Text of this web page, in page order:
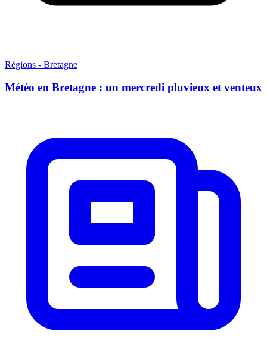
Régions - Bretagne
Météo en Bretagne : un mercredi pluvieux et venteux